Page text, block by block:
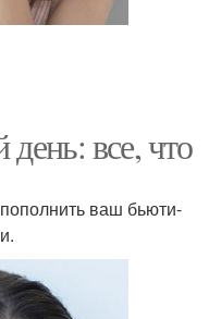
все, что
ваш бьюти-